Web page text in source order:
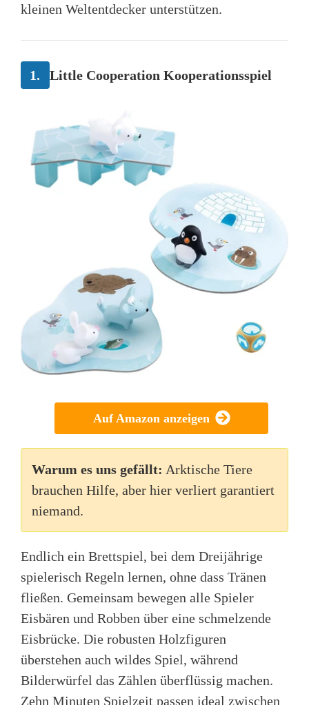
kleinen Weltentdecker unterstützen.
1. Little Cooperation Kooperationsspiel
Auf Amazon anzeigen
Warum es uns gefällt: Arktische Tiere
brauchen Hilfe, aber hier verliert garantiert
niemand.
Endlich ein Brettspiel, bei dem Dreijährige
spielerisch Regeln lernen, ohne dass Tränen
fließen. Gemeinsam bewegen alle Spieler
Eisbären und Robben über eine schmelzende
Eisbrücke. Die robusten Holzfiguren
überstehen auch wildes Spiel, während
Bilderwürfel das Zählen überflüssig machen.
Zehn Minuten Spielzeit passen ideal zwischen